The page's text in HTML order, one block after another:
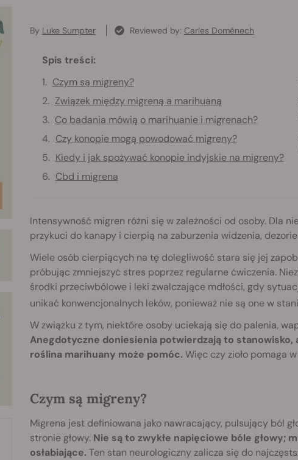
By Luke Sumpter Reviewed by: Carles Doménech
Spis treści:
Czym są migreny?
Związek między migreną a marihuaną
Co badania mówią o marihuanie i migrenach?
Czy konopie mogą powodować migreny?
Kiedy i jak spożywać konopie indyjskie na migreny?
Cbd i migrena
Intensywność migren różni się w zależności od osoby. Dla
przykuci do kanapy i cierpią na zaburzenia widzenia,
Wiele osób cierpiących na tę dolegliwość stara się jej
próbując zmniejszyć stres poprzez regularne ćwiczenia.
środki przeciwbólowe i leki zwalczające mdłości, gdy
unikać konwencjonalnych leków, ponieważ nie są one w
W związku z tym, niektóre osoby uciekają się do palenia,
Anegdotyczne doniesienia potwierdzają to stanowisko,
roślina marihuany może pomóc. Więc czy zioło pomaga
Czym są migreny?
Migrena jest definiowana jako nawracający, pulsujący ból
stronie głowy. Nie są to zwykłe napięciowe bóle głowy;
osłabiające. Ten stan neurologiczny zalicza się do